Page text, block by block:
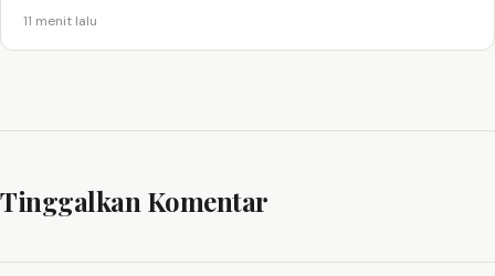
11 menit lalu
Tinggalkan Komentar